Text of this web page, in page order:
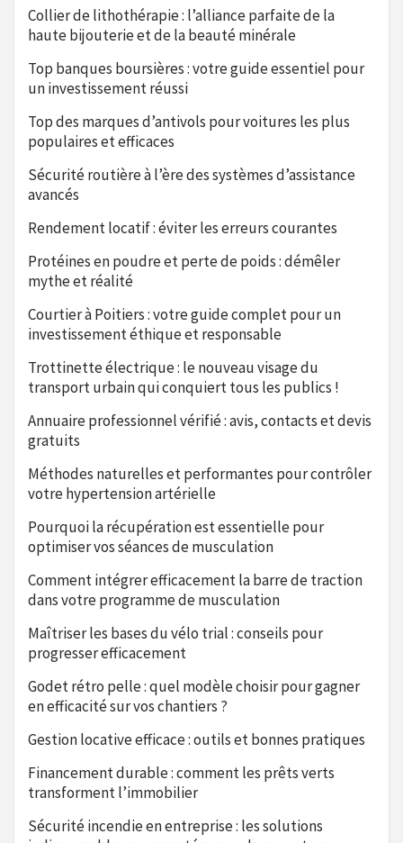
Collier de lithothérapie : l’alliance parfaite de la
haute bijouterie et de la beauté minérale
Top banques boursières : votre guide essentiel pour
un investissement réussi
Top des marques d’antivols pour voitures les plus
populaires et efficaces
Sécurité routière à l’ère des systèmes d’assistance
avancés
Rendement locatif : éviter les erreurs courantes
Protéines en poudre et perte de poids : démêler
mythe et réalité
Courtier à Poitiers : votre guide complet pour un
investissement éthique et responsable
Trottinette électrique : le nouveau visage du
transport urbain qui conquiert tous les publics !
Annuaire professionnel vérifié : avis, contacts et devis
gratuits
Méthodes naturelles et performantes pour contrôler
votre hypertension artérielle
Pourquoi la récupération est essentielle pour
optimiser vos séances de musculation
Comment intégrer efficacement la barre de traction
dans votre programme de musculation
Maîtriser les bases du vélo trial : conseils pour
progresser efficacement
Godet rétro pelle : quel modèle choisir pour gagner
en efficacité sur vos chantiers ?
Gestion locative efficace : outils et bonnes pratiques
Financement durable : comment les prêts verts
transforment l’immobilier
Sécurité incendie en entreprise : les solutions